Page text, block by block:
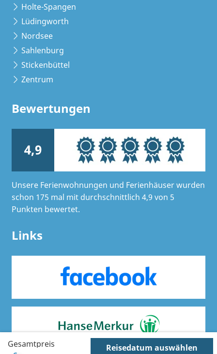
Gesamtpreis
Reisedatum auswählen
Holte-Spangen
Lüdingworth
Nordsee
Sahlenburg
Stickenbüttel
Zentrum
Bewertungen
4,9
Unsere Ferienwohnungen und Ferienhäuser wurden
schon 175 mal mit durchschnittlich 4,9 von 5
Punkten bewertet.
Links